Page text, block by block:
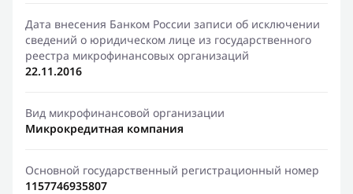
Дата внесения Банком России записи об исключении
сведений о юридическом лице из государственного
реестра микрофинансовых организаций
22.11.2016
Вид микрофинансовой организации
Микрокредитная компания
Основной государственный регистрационный номер
1157746935807